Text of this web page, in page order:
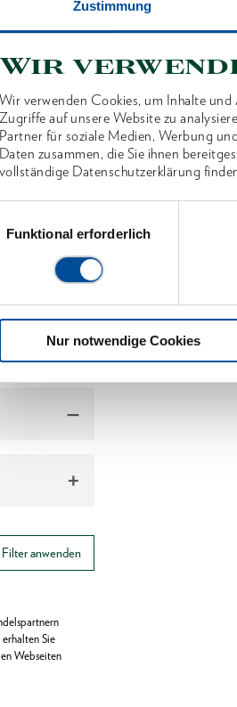
Zustimmung
Wir
Wir verwenden Cookies, um Inhalte
Zugriffe auf unsere Website zu
Partner für soziale Medien, Werbung
Daten zusammen, die Sie ihnen
vollständige Datenschutzerklärung
Funktional erforderlich
Nur notwendige Cookies
Werkbänke
Filter anwenden
Sie
Webseiten